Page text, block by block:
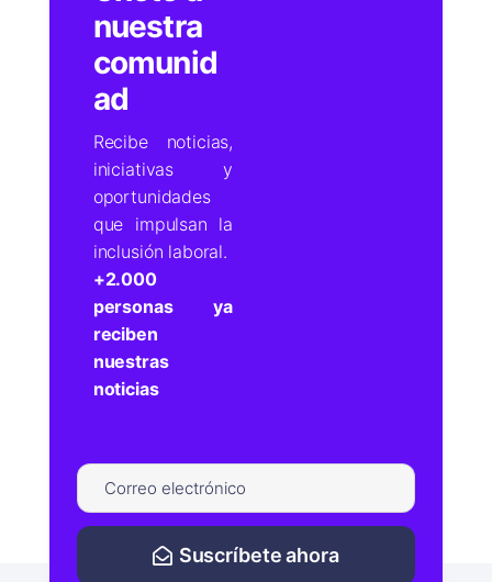
nuestra
comunid
ad
Recibe noticias,
iniciativas y
oportunidades
que impulsan la
inclusión laboral.
+2.000
personas ya
reciben
nuestras
noticias
Suscríbete ahora